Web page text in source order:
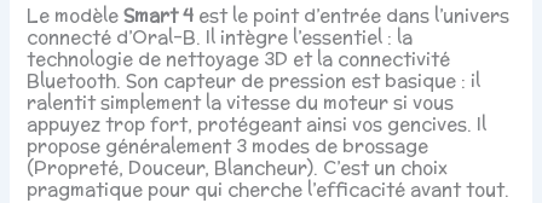
Le modèleSmart 4 est le point d’entrée dans l’univers
connecté d’Oral-B. Il intègre l’essentiel : la
technologie de nettoyage 3D et la connectivité
Bluetooth. Son capteur de pression est basique : il
ralentit simplement la vitesse du moteur si vous
appuyez trop fort, protégeant ainsi vos gencives. Il
propose généralement 3 modes de brossage
(Propreté, Douceur, Blancheur). C’est un choix
pragmatique pour qui cherche l’efficacité avant tout.